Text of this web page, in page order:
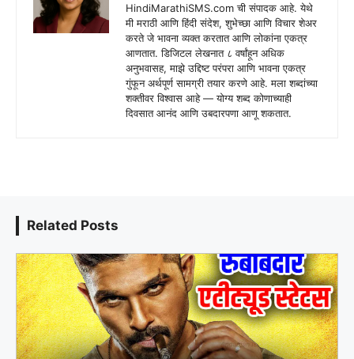
HindiMarathiSMS.com ची संपादक आहे. येथे
मी मराठी आणि हिंदी संदेश, शुभेच्छा आणि विचार शेअर
करते जे भावना व्यक्त करतात आणि लोकांना एकत्र
आणतात. डिजिटल लेखनात ८ वर्षांहून अधिक
अनुभवासह, माझे उद्दिष्ट परंपरा आणि भावना एकत्र
गुंफून अर्थपूर्ण सामग्री तयार करणे आहे. मला शब्दांच्या
शक्तीवर विश्वास आहे — योग्य शब्द कोणाच्याही
दिवसात आनंद आणि उबदारपणा आणू शकतात.
Related Posts